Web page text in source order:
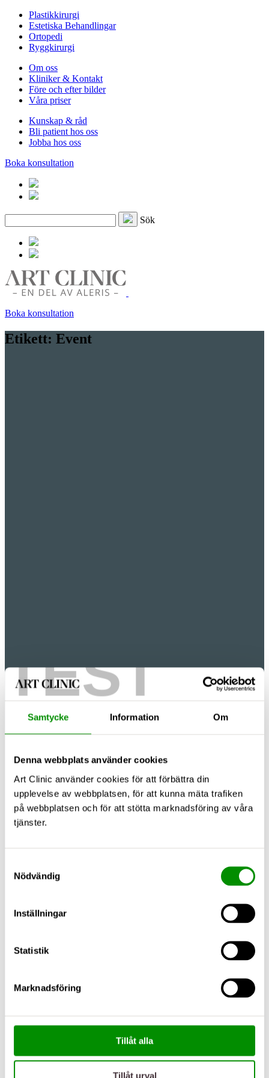
TEST
Samtycke Information Om
Denna webbplats använder cookies
Art Clinic använder cookies för att förbättra din
upplevelse av webbplatsen, för att kunna mäta trafiken
på webbplatsen och för att stötta marknadsföring av våra
tjänster.
Nödvändig
Inställningar
Statistik
Marknadsföring
Tillåt alla
Tillåt urval
Plastikkirurgi
Estetiska Behandlingar
Ortopedi
Ryggkirurgi
Om oss
Kliniker & Kontakt
Före och efter bilder
Våra priser
Kunskap & råd
Bli patient hos oss
Jobba hos oss
Boka konsultation
Sök
Boka konsultation
Etikett: Event